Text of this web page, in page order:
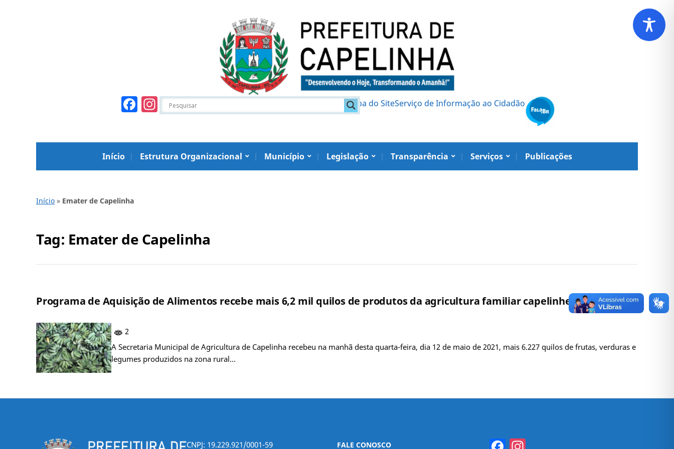
Facebook
Instagram Mapa do SiteServiço de Informação ao Cidadão
Início Estrutura Organizacional Município Legislação Transparência Serviços Publicações
Início » Emater de Capelinha
Tag: Emater de Capelinha
Programa de Aquisição de Alimentos recebe mais 6,2 mil quilos de produtos da agricultura familiar capelinhense
2
A Secretaria Municipal de Agricultura de Capelinha recebeu na manhã desta quarta-feira, dia 12 de maio de 2021, mais 6.227 quilos de frutas, verduras e
legumes produzidos na zona rural…
CNPJ: 19.229.921/0001-59 FALE CONOSCO